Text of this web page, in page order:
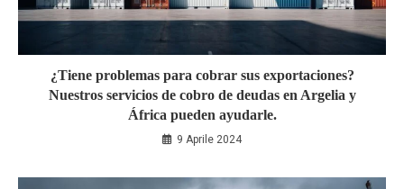
¿Tiene problemas para cobrar sus exportaciones?
Nuestros servicios de cobro de deudas en Argelia y
África pueden ayudarle.
9 Aprile 2024